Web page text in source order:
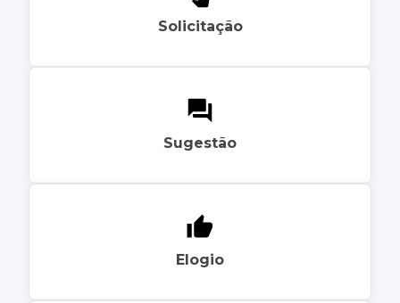
Solicitação
Sugestão
Elogio